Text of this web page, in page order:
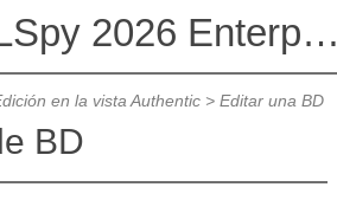
Altova XMLSpy 2026
en la vista Authentic> Editar una BD
BD